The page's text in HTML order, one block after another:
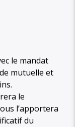
le mandat
mutuelle et
le
l’apportera
du